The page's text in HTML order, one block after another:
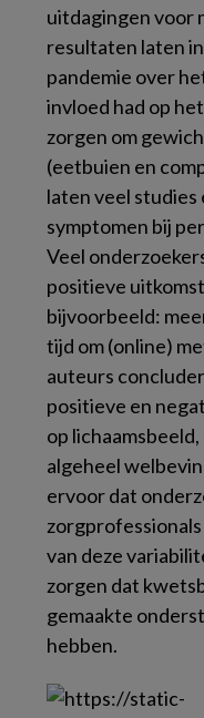
uitdagingen voor
resultaten laten
pandemie over
invloed had op
zorgen om
(eetbuien en
laten veel studies
symptomen bij
Veel
positieve
bijvoorbeeld:
tijd om (online)
auteurs
positieve en
op
algeheel
ervoor dat
van deze
zorgen dat
gemaakte
hebben.